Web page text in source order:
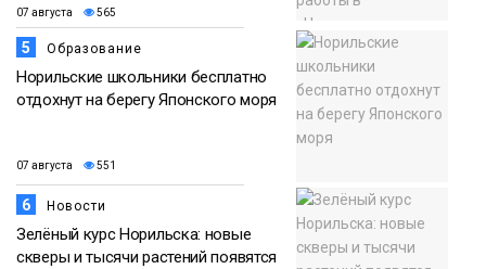
07 августа 565
5 Образование
Норильские школьники бесплатно
отдохнут на берегу Японского моря
07 августа 551
6 Новости
Зелёный курс Норильска: новые
скверы и тысячи растений появятся